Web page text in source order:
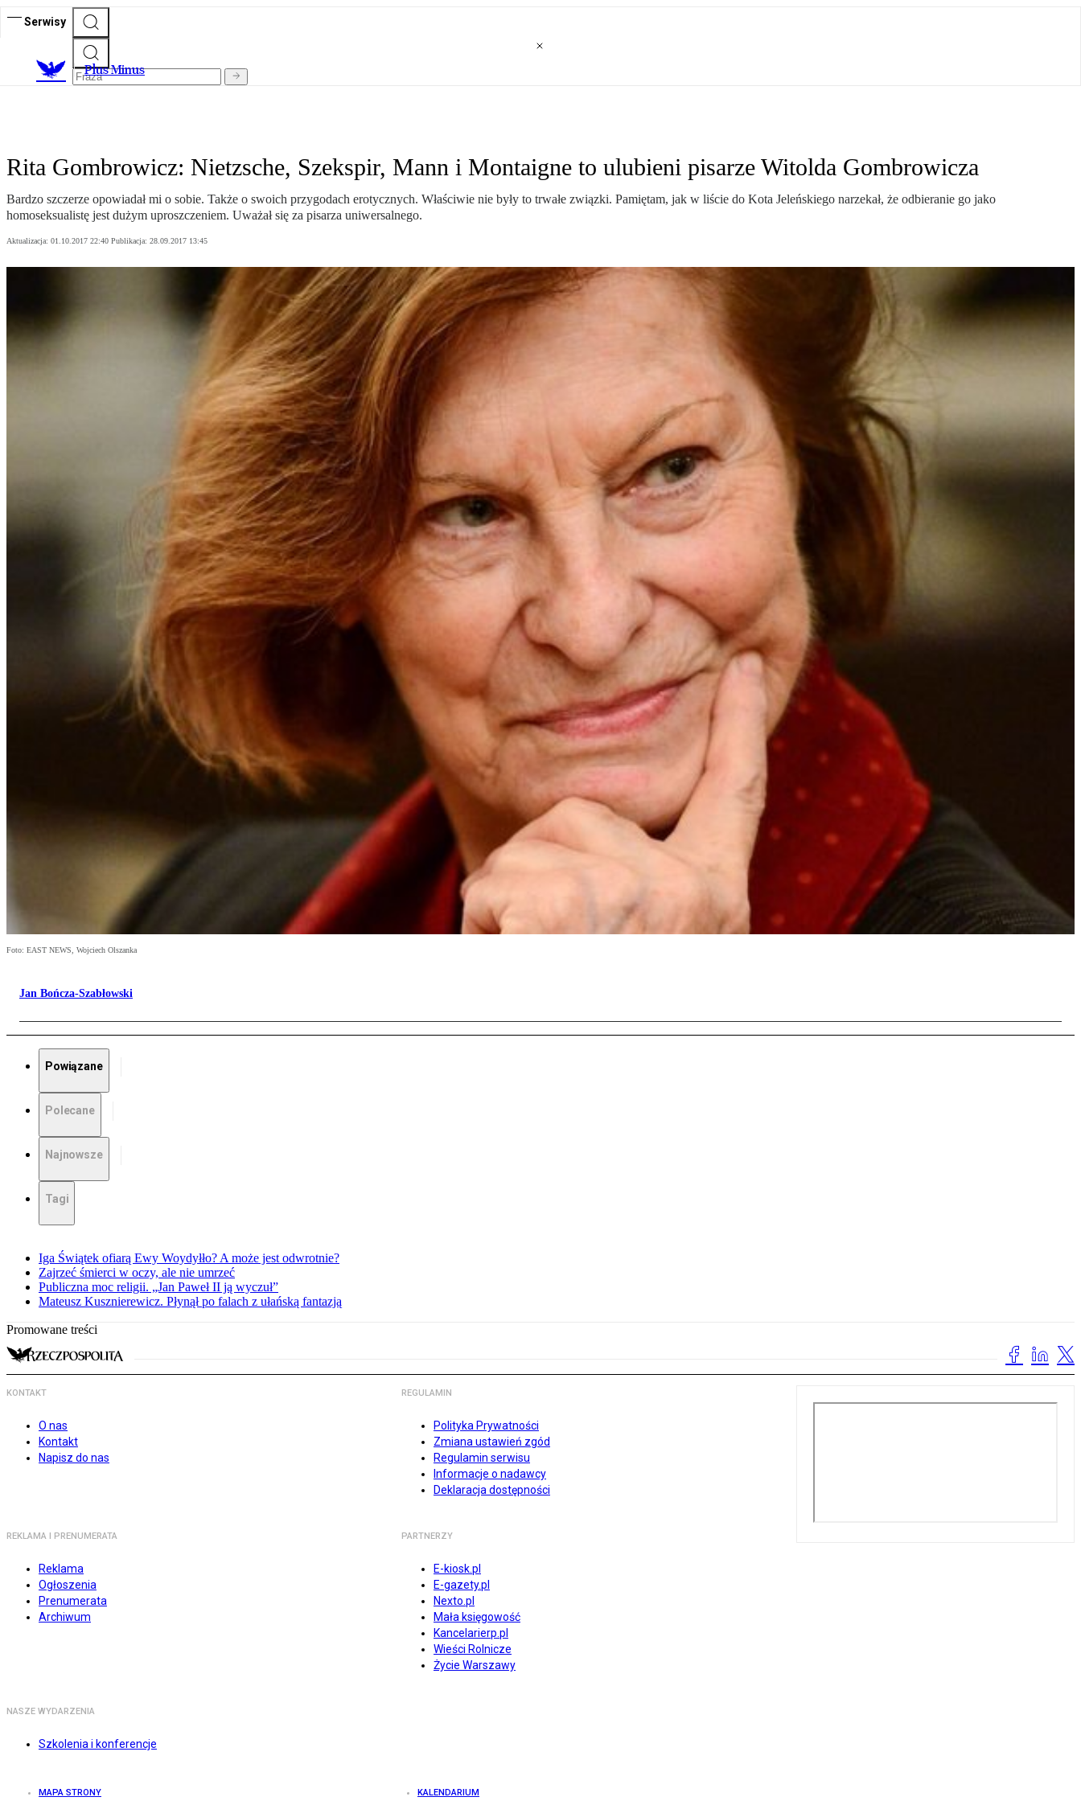
Serwisy
Plus Minus
Rita Gombrowicz: Nietzsche, Szekspir, Mann i Montaigne to ulubieni pisarze Witolda Gombrowicza
Bardzo szczerze opowiadał mi o sobie. Także o swoich przygodach erotycznych. Właściwie nie były to trwałe związki. Pamiętam, jak w liście do Kota Jeleńskiego narzekał, że odbieranie go jako
homoseksualistę jest dużym uproszczeniem. Uważał się za pisarza uniwersalnego.
Aktualizacja: 01.10.2017 22:40 Publikacja: 28.09.2017 13:45
Foto: EAST NEWS, Wojciech Olszanka
Jan Bończa-Szabłowski
Powiązane
Polecane
Najnowsze
Tagi
Iga Świątek ofiarą Ewy Woydyłło? A może jest odwrotnie?
Zajrzeć śmierci w oczy, ale nie umrzeć
Publiczna moc religii. „Jan Paweł II ją wyczuł”
Mateusz Kusznierewicz. Płynął po falach z ułańską fantazją
Promowane treści
KONTAKT
O nas
Kontakt
Napisz do nas
REGULAMIN
Polityka Prywatności
Zmiana ustawień zgód
Regulamin serwisu
Informacje o nadawcy
Deklaracja dostępności
REKLAMA I PRENUMERATA
Reklama
Ogłoszenia
Prenumerata
Archiwum
PARTNERZY
E-kiosk.pl
E-gazety.pl
Nexto.pl
Mała księgowość
Kancelarierp.pl
Wieści Rolnicze
Życie Warszawy
NASZE WYDARZENIA
Szkolenia i konferencje
MAPA STRONY KALENDARIUM